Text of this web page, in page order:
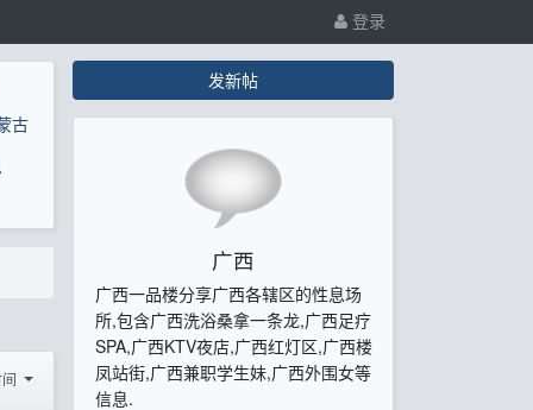
登录
古
发新帖
广西
广西一品楼分享广西各辖区的性息场
所,包含广西洗浴桑拿一条龙,广西足疗
SPA,广西KTV夜店,广西红灯区,广西楼
凤站街,广西兼职学生妹,广西外围女等
信息.